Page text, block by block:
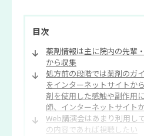
目次
薬剤情報は主に院内の先輩
から収集
処方前の段階では薬剤のガ
をインターネットサイトか
剤を使用した感触や副作用
師、インターネットサイト
Web講演会はあまり利用し
の内容であれば視聴したい